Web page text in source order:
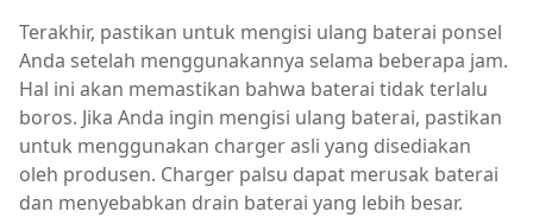
Terakhir, pastikan untuk mengisi ulang baterai ponsel
Anda setelah menggunakannya selama beberapa jam.
Hal ini akan memastikan bahwa baterai tidak terlalu
boros. Jika Anda ingin mengisi ulang baterai, pastikan
untuk menggunakan charger asli yang disediakan
oleh produsen. Charger palsu dapat merusak baterai
dan menyebabkan drain baterai yang lebih besar.